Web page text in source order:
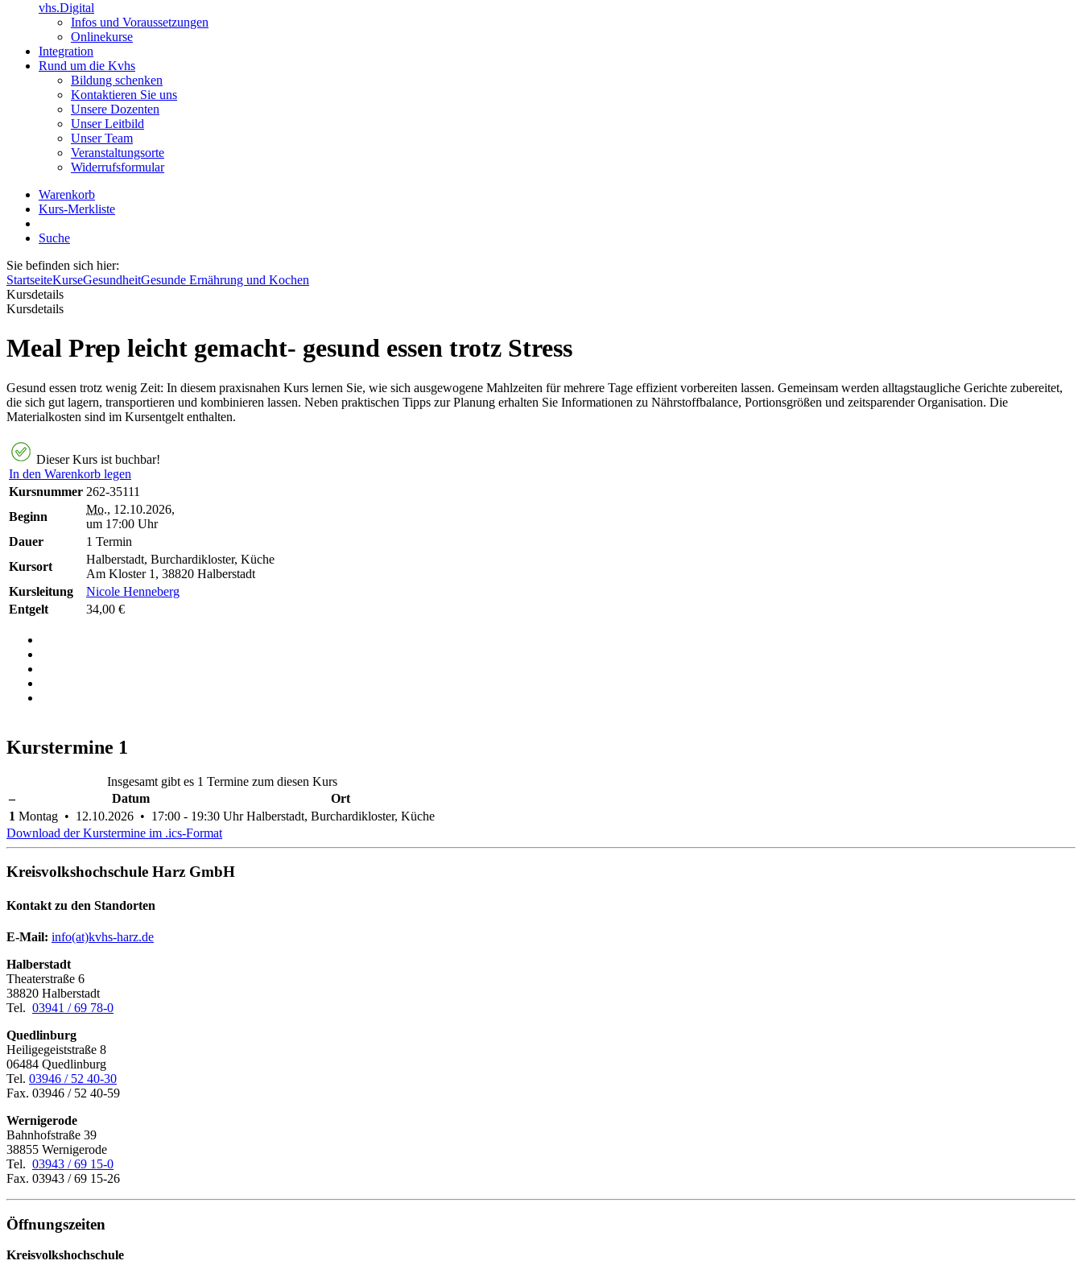
vhs.Digital
Infos und Voraussetzungen
Onlinekurse
Integration
Rund um die Kvhs
Bildung schenken
Kontaktieren Sie uns
Unsere Dozenten
Unser Leitbild
Unser Team
Veranstaltungsorte
Widerrufsformular
Warenkorb
Kurs-Merkliste
Suche
Sie befinden sich hier:
StartseiteKurseGesundheitGesunde Ernährung und Kochen
Kursdetails
Kursdetails
Meal Prep leicht gemacht- gesund essen trotz Stress
Gesund essen trotz wenig Zeit: In diesem praxisnahen Kurs lernen Sie, wie sich ausgewogene Mahlzeiten für mehrere Tage effizient vorbereiten lassen. Gemeinsam werden alltagstaugliche Gerichte zubereitet,
die sich gut lagern, transportieren und kombinieren lassen. Neben praktischen Tipps zur Planung erhalten Sie Informationen zu Nährstoffbalance, Portionsgrößen und zeitsparender Organisation. Die
Materialkosten sind im Kursentgelt enthalten.
Dieser Kurs ist buchbar!
In den Warenkorb legen
Kursnummer 262-35111
Beginn
Mo., 12.10.2026,
um 17:00 Uhr
Dauer
1 Termin
Kursort
Halberstadt, Burchardikloster, Küche
Am Kloster 1, 38820 Halberstadt
Kursleitung
Nicole Henneberg
Entgelt
34,00 €
Kurstermine 1
Insgesamt gibt es 1 Termine zum diesen Kurs
–
Datum
Ort
1 Montag • 12.10.2026 • 17:00 - 19:30 Uhr Halberstadt, Burchardikloster, Küche
Download der Kurstermine im .ics-Format
Kreisvolkshochschule Harz GmbH
Kontakt zu den Standorten
E-Mail: info(at)kvhs-harz.de
Halberstadt
Theaterstraße 6
38820 Halberstadt
Tel. 03941 / 69 78-0
Quedlinburg
Heiligegeiststraße 8
06484 Quedlinburg
Tel. 03946 / 52 40-30
Fax. 03946 / 52 40-59
Wernigerode
Bahnhofstraße 39
38855 Wernigerode
Tel. 03943 / 69 15-0
Fax. 03943 / 69 15-26
Öffnungszeiten
Kreisvolkshochschule